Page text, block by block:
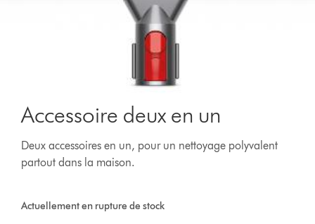
Accessoire deux en un
Deux accessoires en un, pour un nettoyage polyvalent
partout dans la maison.
Actuellement en rupture de stock